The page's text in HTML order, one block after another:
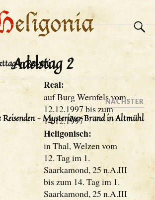
Adelstag 2
Real:
auf Burg Wernfels vom
12.12.1997 bis zum
14.12.1997
Heligonisch:
in Thal, Welzen vom
12. Tag im 1.
Saarkamond, 25 n.A.III
bis zum 14. Tag im 1.
Saarkamond, 25 n.A.III
in Ravani
NÄCHSTER
Reisenden – Mysteriöser Brand in Altmühl